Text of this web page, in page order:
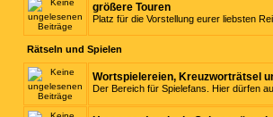
größere Touren
Platz für die Vorstellung eurer liebsten
Rätseln und Spielen
Wortspielereien, Kreuzworträtsel
Der Bereich für Spielefans. Hier dürfen